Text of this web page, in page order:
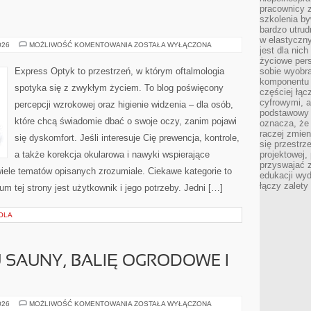
MOŻLIWOŚĆ KOMENTOWANIA NEUROLOGIA
ZOSTAŁA WYŁĄCZONA
Express Optyk to przestrzeń, w którym oftalmologia
spotyka się z zwykłym życiem. To blog poświęcony
percepcji wzrokowej oraz higienie widzenia – dla osób,
które chcą świadomie dbać o swoje oczy, zanim pojawi
się dyskomfort. Jeśli interesuje Cię prewencja, kontrole,
a także korekcja okularowa i nawyki wspierające
tematów opisanych zrozumiale. Ciekawe kategorie to
tej strony jest użytkownik i jego potrzeby. Jedni […]
BALIĘ OGRODOWE I
MOŻLIWOŚĆ KOMENTOWANIA STREFA
ZOSTAŁA WYŁĄCZONA
pracownicy
szkolenia
bardzo
w
jest dla nich
życiowe
sobie
częściej
cyfrowymi,
oznacza, że
raczej
się
przyswajać
edukacji
łączy